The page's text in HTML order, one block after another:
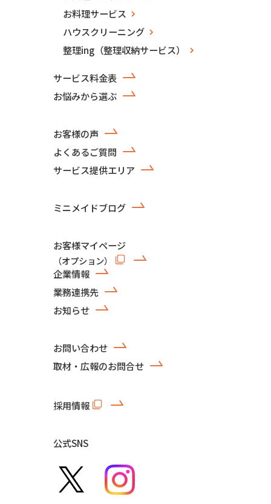
お料理サービス
ハウスクリーニング
整理ing（整理収納サービス）
サービス料金表
お悩みから選ぶ
お客様の声
よくあるご質問
サービス提供エリア
ミニメイドブログ
お客様マイページ
（オプション）
企業情報
業務連携先
お知らせ
お問い合わせ
取材・広報のお問合せ
採用情報
公式SNS